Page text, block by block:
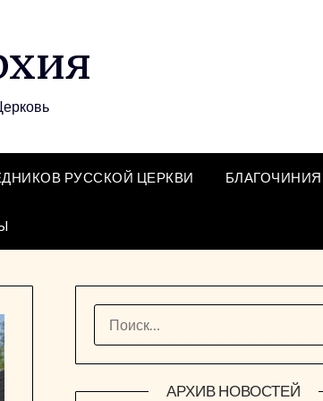
РУССКОЙ ЦЕРКВИ БЛАГОЧИНИЯ
АРХИВ НОВОСТЕЙ